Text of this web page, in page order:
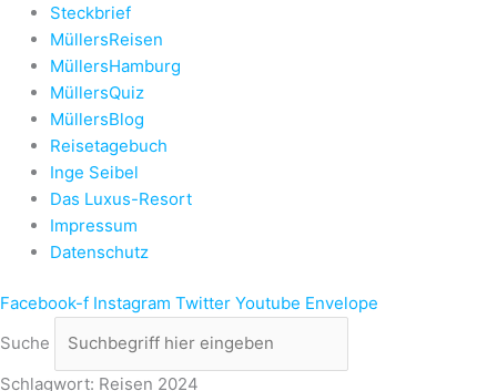
Steckbrief
MüllersReisen
MüllersHamburg
MüllersQuiz
MüllersBlog
Reisetagebuch
Inge Seibel
Das Luxus-Resort
Impressum
Datenschutz
Facebook-f Instagram Twitter Youtube Envelope
Suche
Schlagwort: Reisen 2024